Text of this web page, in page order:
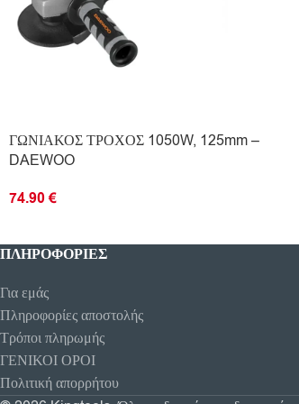
ΓΩΝΙΑΚΟΣ ΤΡΟΧΟΣ 1050W, 125mm –
DAEWOO
74.90€
ΠΛΗΡΟΦΟΡΊΕΣ
Για εμάς
Πληροφορίες αποστολής
Τρόποι πληρωμής
ΓΕΝΙΚΟΙ ΟΡΟΙ
Πολιτική απορρήτου